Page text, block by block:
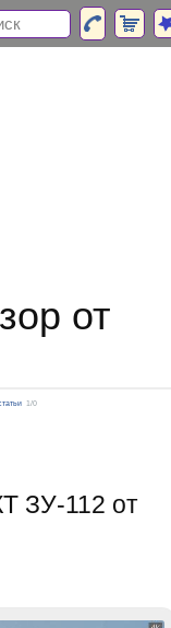
от
1/0
ЗУ-112 от